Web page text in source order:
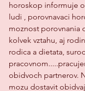
horoskop informuje
ludi , porovnavaci
moznost porovnania
kolvek vztahu, aj
rodica a dietata,
obidvoch partnerov.
mozu dostavit